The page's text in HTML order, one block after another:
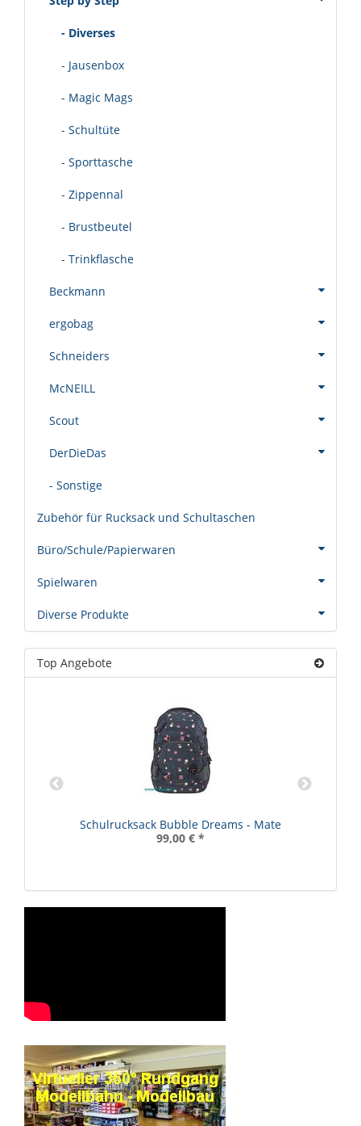
- Diverses
- Jausenbox
- Magic Mags
- Schultüte
- Sporttasche
- Zippennal
- Brustbeutel
- Trinkflasche
Beckmann
ergobag
Schneiders
McNEILL
Scout
DerDieDas
- Sonstige
Zubehör für Rucksack und Schultaschen
Büro/Schule/Papierwaren
Spielwaren
Diverse Produkte
Top Angebote
Schulrucksack Bubble Dreams - Mate
99,00 € *